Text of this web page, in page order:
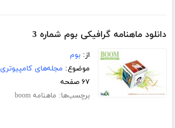
دانلود ماهنامه گرافیکی بوم شماره 3
از:بوم
موضوع: مجله‌های کامپیوتری
۶۷ صفحه
برچسب‌ها: ماهنامه boom